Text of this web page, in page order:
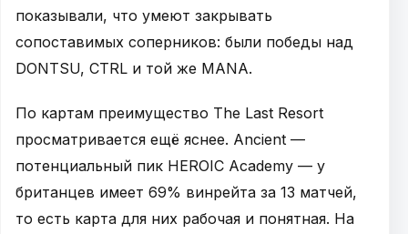
показывали, что умеют закрывать
сопоставимых соперников: были победы над
DONTSU, CTRL и той же MANA.
По картам преимущество The Last Resort
просматривается ещё яснее. Ancient —
потенциальный пик HEROIC Academy — у
британцев имеет 69% винрейта за 13 матчей,
то есть карта для них рабочая и понятная. На